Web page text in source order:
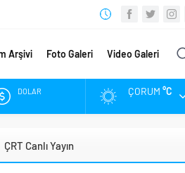
Arşivi Foto Galeri Video Galeri
DOLAR
ALTIN
ÇORUM °C
ÇRT Canlı Yayın